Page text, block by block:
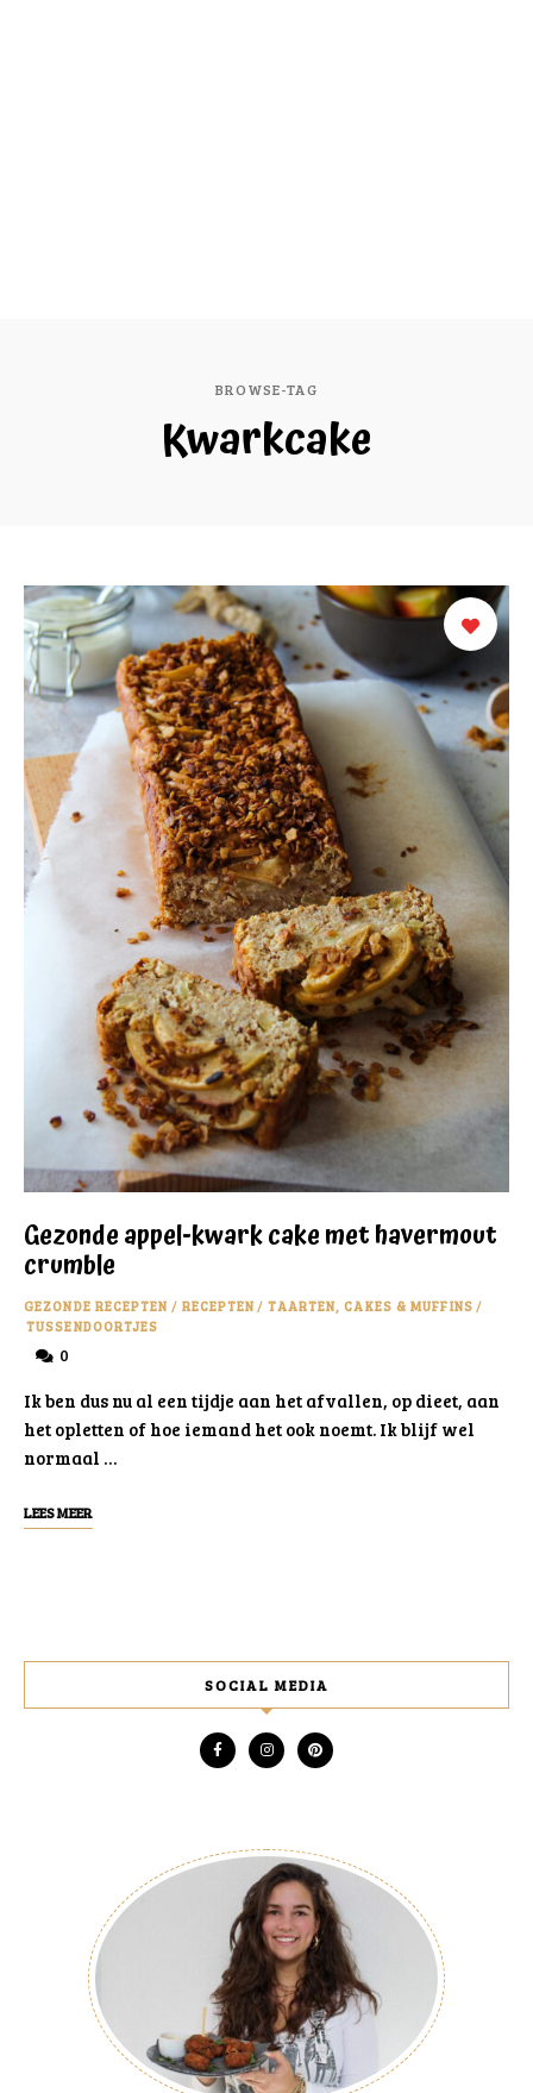
BROWSE-TAG
Kwarkcake
Gezonde appel-kwark cake met havermout
crumble
GEZONDE RECEPTEN / RECEPTEN/ TAARTEN, CAKES & MUFFINS /
TUSSENDOORTJES
0
Ik ben dus nu al een tijdje aan het afvallen, op dieet, aan
het opletten of hoe iemand het ook noemt. Ik blijf wel
normaal …
LEES MEER
SOCIAL MEDIA